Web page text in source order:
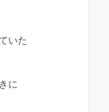
いた
に